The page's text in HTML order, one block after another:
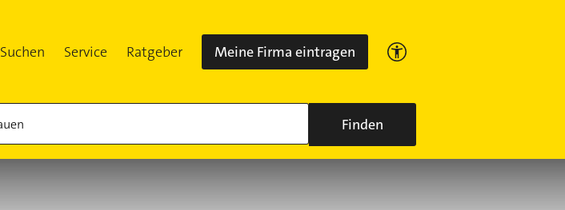
Suchen Service Ratgeber Meine Firma eintragen
Finden